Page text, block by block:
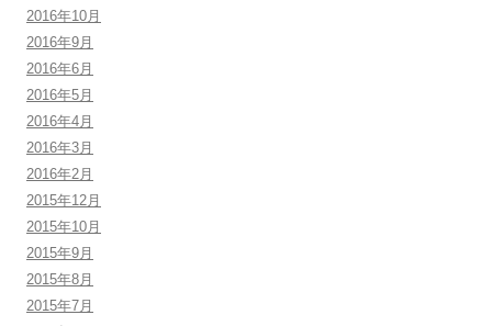
2016年10月
2016年9月
2016年6月
2016年5月
2016年4月
2016年3月
2016年2月
2015年12月
2015年10月
2015年9月
2015年8月
2015年7月